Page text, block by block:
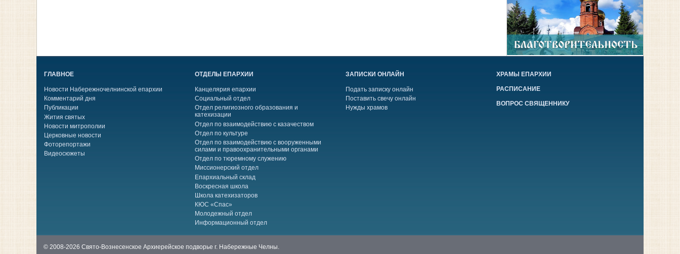
ГЛАВНОЕ
Новости Набережночелнинской епархии
Комментарий дня
Публикации
Жития святых
Новости митрополии
Церковные новости
Фоторепортажи
Видеосюжеты
ОТДЕЛЫ ЕПАРХИИ
Канцелярия епархии
Социальный отдел
Отдел религиозного образования и
катехизации
Отдел по взаимодействию с казачеством
Отдел по культуре
Отдел по взаимодействию с вооруженными
силами и правоохранительными органами
Отдел по тюремному служению
Миссионерский отдел
Епархиальный склад
Воскресная школа
Школа катехизаторов
КЮС «Спас»
Молодежный отдел
Информационный отдел
ЗАПИСКИ ОНЛАЙН
Подать записку онлайн
Поставить свечу онлайн
Нужды храмов
ХРАМЫ ЕПАРХИИ
РАСПИСАНИЕ
ВОПРОС СВЯЩЕННИКУ
© 2008-2026 Свято-Вознесенское Архиерейское подворье г. Набережные Челны.